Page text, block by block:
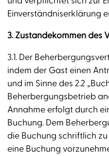
Einverständniserklärung
3. Zustandekommen des
3.1. Der
indem der Gast einen
und im Sinne des 2.2
Beherbergungsbetrieb
Annahme erfolgt durch
Buchung. Dem
die Buchung schriftlich
eine Buchung